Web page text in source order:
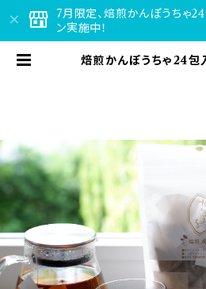
7月限定、焙煎かんぽうちゃ
ン実施中！
焙煎かんぽうちゃ24包